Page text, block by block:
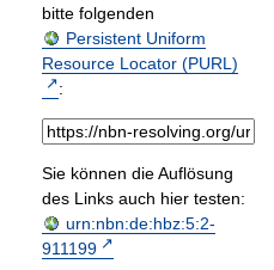
bitte folgenden
Persistent Uniform
Resource Locator (PURL)
:
Sie können die Auflösung
des Links auch hier testen:
urn:nbn:de:hbz:5:2-
911199